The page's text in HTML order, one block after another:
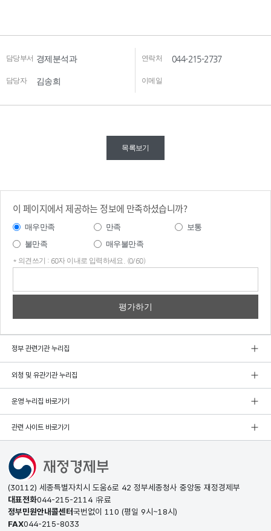
담당부서 경제분석과 연락처 044-215-2737
담당자 김송희 이메일
목록보기
이 페이지에서 제공하는 정보에 만족하셨습니까?
매우만족 만족
보통
불만족
매우불만족
* 의견쓰기 : 60자 이내로 입력하세요. (0/60)
정부 관련기관 누리집
외청 및 유관기관 누리집
운영 누리집 바로가기
관련 사이트 바로가기
(30112) 세종특별자치시 도움6로 42 정부세종청사 중앙동 재정경제부
대표전화044-215-2114 유료
정부민원안내콜센터국번없이 110 (평일 9시~18시)
FAX044-215-8033